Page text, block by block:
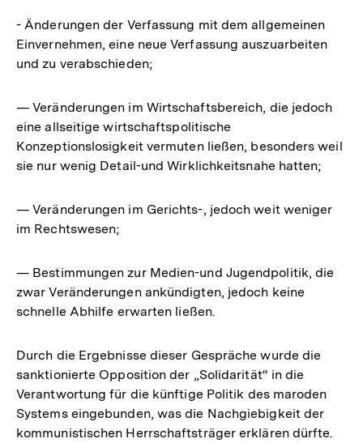
- Änderungen der Verfassung mit dem allgemeinen
Einvernehmen, eine neue Verfassung auszuarbeiten
und zu verabschieden;
— Veränderungen im Wirtschaftsbereich, die jedoch
eine allseitige wirtschaftspolitische
Konzeptionslosigkeit vermuten ließen, besonders weil
sie nur wenig Detail-und Wirklichkeitsnahe hatten;
— Veränderungen im Gerichts-, jedoch weit weniger
im Rechtswesen;
— Bestimmungen zur Medien-und Jugendpolitik, die
zwar Veränderungen ankündigten, jedoch keine
schnelle Abhilfe erwarten ließen.
Durch die Ergebnisse dieser Gespräche wurde die
sanktionierte Opposition der „Solidarität“ in die
Verantwortung für die künftige Politik des maroden
Systems eingebunden, was die Nachgiebigkeit der
kommunistischen Herrschaftsträger erklären dürfte.